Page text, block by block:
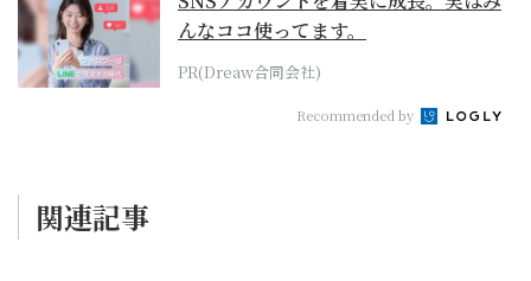
んなココ使ってます。
PR(Dreaw合同会社)
Recommended by
関連記事